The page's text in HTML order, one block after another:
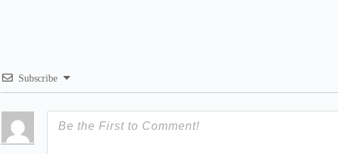
Subscribe